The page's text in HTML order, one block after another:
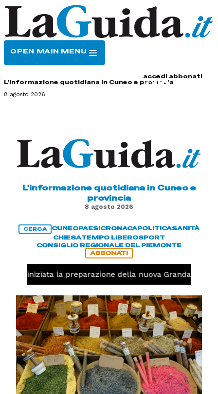
OPEN MAIN MENU
accedi abbonati
L'informazione quotidiana in Cuneo e provincia
8 agosto 2026
L'informazione quotidiana in Cuneo e
provincia
8 agosto 2026
CERCA CUNEOPAESICRONACAPOLITICASANITÀ
CHIESATEMPO LIBEROSPORT
CONSIGLIO REGIONALE DEL PIEMONTE
ABBONATI
iniziata la preparazione della nuova Granda Volley